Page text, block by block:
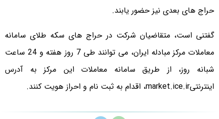
حراج های بعدی نیز حضور یابند.
گفتنی است، متقاضیان شرکت در حراج های سکه طلای سامانه
معاملات مرکز مبادله ایران، می توانند طی 7 روز هفته و 24 ساعت
شبانه روز، از طریق سامانه معاملات این مرکز به آدرس
اینترنتیmarket.ice.ir، اقدام به ثبت نام و احراز هویت کنند.